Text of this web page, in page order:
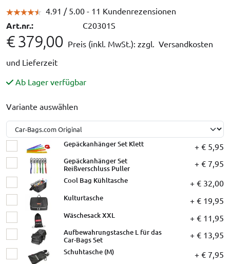
4.91 / 5.00 - 11 Kundenrezensionen
Art.nr.: C20301S
€ 379,00 Preis (inkl. MwSt.): zzgl. Versandkosten
und Lieferzeit
Ab Lager verfügbar
Variante auswählen
Gepäckanhänger Set Klett + € 5,95
Gepäckanhänger Set
Reißverschluss Puller
+ € 7,95
Cool Bag Kühltasche + € 32,00
Kulturtasche + € 19,95
Wäschesack XXL + € 11,95
Aufbewahrungstasche L für das
Car-Bags Set
+ € 13,95
Schuhtasche (M) + € 7,95